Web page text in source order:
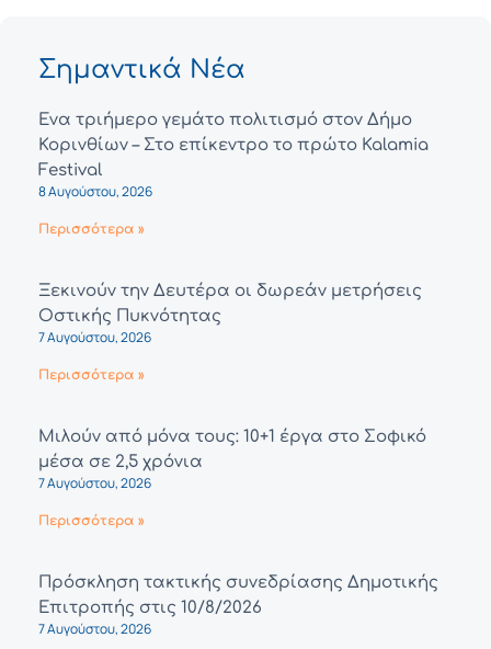
Σημαντικά Νέα
Ένα τριήμερο γεμάτο πολιτισμό στον Δήμο
Κορινθίων – Στο επίκεντρο το πρώτο Kalamia
Festival
8 Αυγούστου, 2026
Περισσότερα »
Ξεκινούν την Δευτέρα οι δωρεάν μετρήσεις
Οστικής Πυκνότητας
7 Αυγούστου, 2026
Περισσότερα »
Μιλούν από μόνα τους: 10+1 έργα στο Σοφικό
μέσα σε 2,5 χρόνια
7 Αυγούστου, 2026
Περισσότερα »
Πρόσκληση τακτικής συνεδρίασης Δημοτικής
Επιτροπής στις 10/8/2026
7 Αυγούστου, 2026